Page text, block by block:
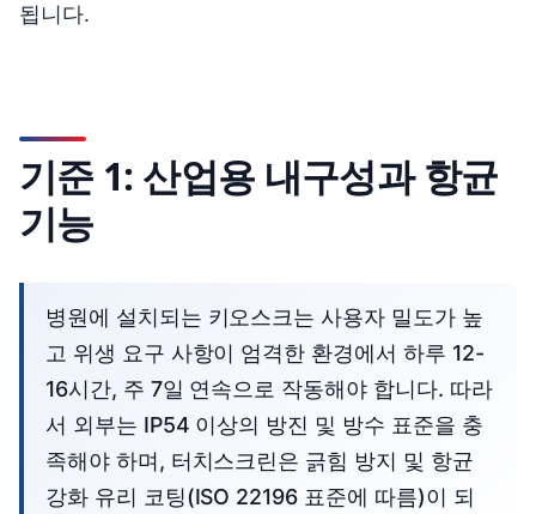
됩니다.
기준 1: 산업용 내구성과 항균
기능
병원에 설치되는 키오스크는 사용자 밀도가 높
고 위생 요구 사항이 엄격한 환경에서 하루 12-
16시간, 주 7일 연속으로 작동해야 합니다. 따라
서 외부는 IP54 이상의 방진 및 방수 표준을 충
족해야 하며, 터치스크린은 긁힘 방지 및 항균
강화 유리 코팅(ISO 22196 표준에 따름)이 되